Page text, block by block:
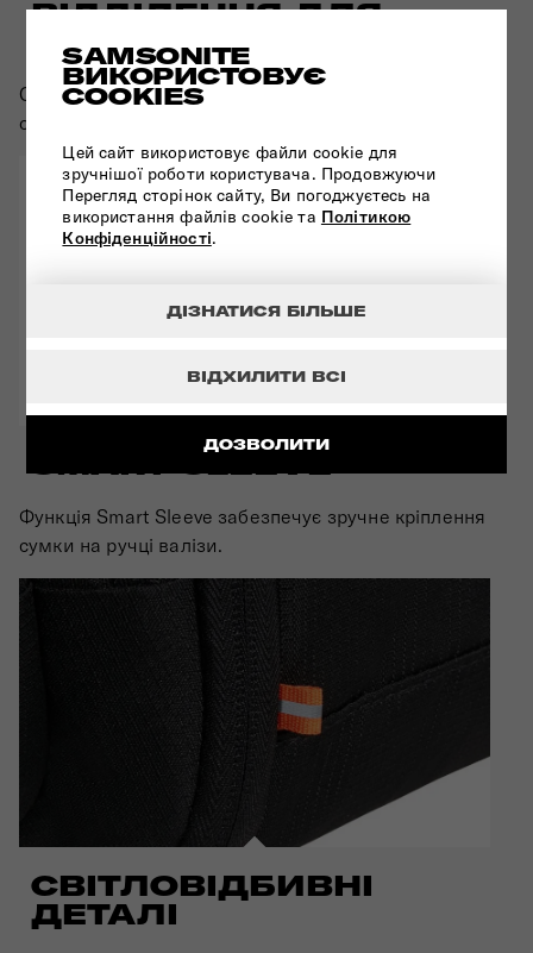
SAMSONITE
ВИКОРИСТОВУЄ
COOKIES
Цей сайт використовує файли cookie для
зручнішої роботи користувача. Продовжуючи
Перегляд сторінок сайту, Ви погоджуєтесь на
використання файлів cookie та Політикою
Конфіденційності.
ДОЗВОЛИТИ
ВІДХИЛИТИ ВСІ
ДІЗНАТИСЯ БІЛЬШЕ
ВІДДІЛЕННЯ ДЛЯ
НОУТБУКА 15.6"
Спеціальне відділення для ноутбука 15.6" та
окреме відділення для планшета.
SMART SLEEVE
Функція Smart Sleeve забезпечує зручне кріплення
сумки на ручці валізи.
СВІТЛОВІДБИВНІ
ДЕТАЛІ